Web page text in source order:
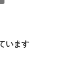
います